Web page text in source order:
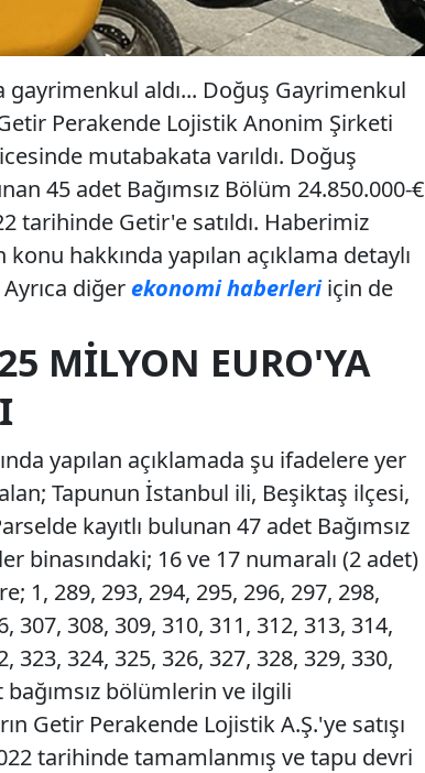
aldı... Doğuş Gayrimenkul
Perakende Lojistik Anonim Şirketi
mutabakata varıldı. Doğuş
45 adet Bağımsız Bölüm 24.850.000-€
tarihinde Getir'e satıldı. Haberimiz
hakkında yapılan açıklama detaylı
diğer ekonomi haberleriiçin de
MILYON EURO'YA
yapılan açıklamada şu ifadelere yer
Tapunun İstanbul ili, Beşiktaş ilçesi,
kayıtlı bulunan 47 adet Bağımsız
binasındaki; 16 ve 17 numaralı (2 adet)
1, 289, 293, 294, 295, 296, 297, 298,
307, 308, 309, 310, 311, 312, 313, 314,
323, 324, 325, 326, 327, 328, 329, 330,
bölümlerin ve ilgili
Getir Perakende Lojistik A.Ş.'ye satışı
tarihinde tamamlanmış ve tapu devri